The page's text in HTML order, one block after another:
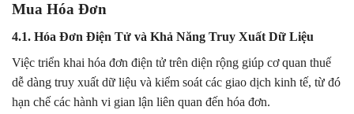
Mua Hóa Đơn
4.1. Hóa Đơn Điện Tử và Khả Năng Truy Xuất Dữ Liệu
Việc triển khai hóa đơn điện tử trên diện rộng giúp cơ quan thuế
dễ dàng truy xuất dữ liệu và kiểm soát các giao dịch kinh tế, từ đó
hạn chế các hành vi gian lận liên quan đến hóa đơn.